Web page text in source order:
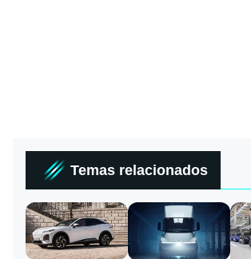
Temas relacionados